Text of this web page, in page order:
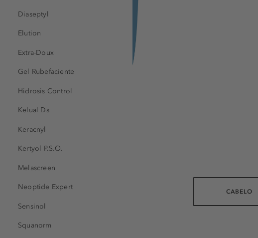
Diaseptyl
Elution
Extra-Doux
Gel Rubefaciente
Hidrosis Control
Kelual Ds
Keracnyl
Kertyol P.S.O.
Melascreen
Neoptide Expert
Sensinol
Squanorm
CABELO